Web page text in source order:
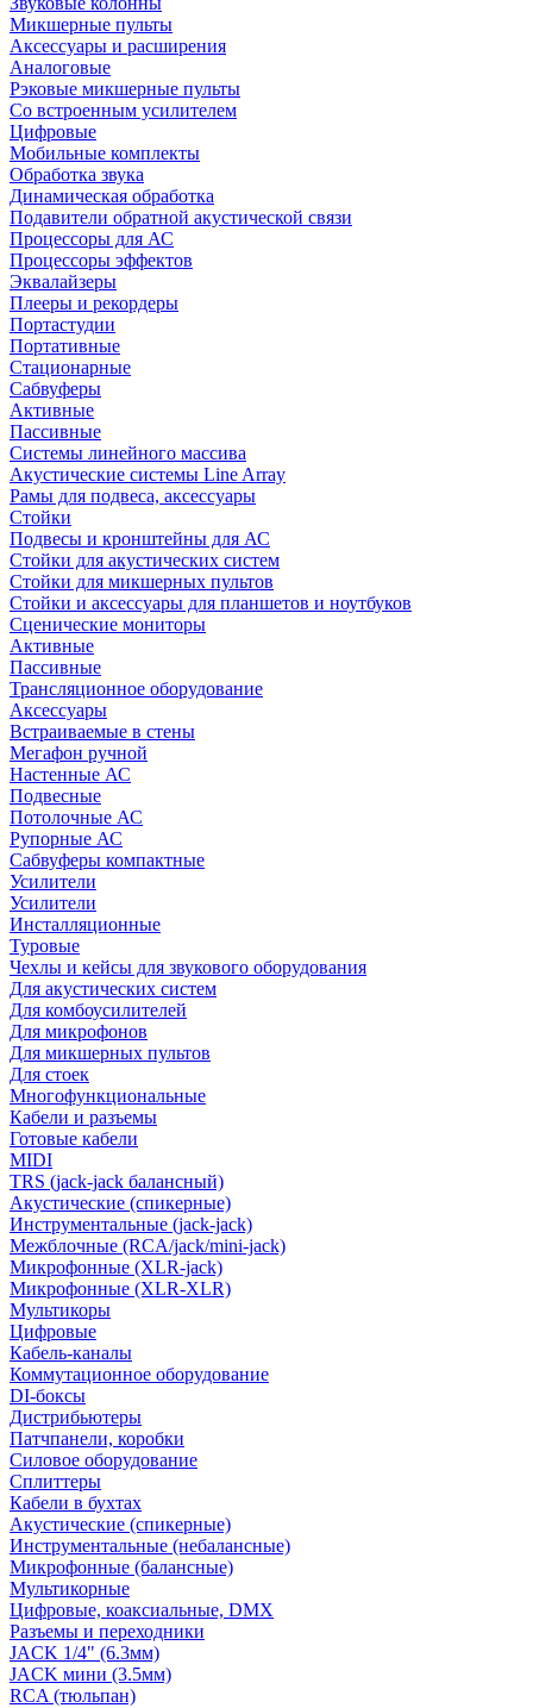
Микшерные пульты
Аксессуары и расширения
Аналоговые
Рэковые микшерные пульты
Со встроенным усилителем
Цифровые
Мобильные комплекты
Обработка звука
Динамическая обработка
Подавители обратной акустической связи
Процессоры для АС
Процессоры эффектов
Эквалайзеры
Плееры и рекордеры
Портастудии
Портативные
Стационарные
Сабвуферы
Активные
Пассивные
Системы линейного массива
Акустические системы Line Array
Рамы для подвеса, аксессуары
Стойки
Подвесы и кронштейны для АС
Стойки для акустических систем
Стойки для микшерных пультов
Стойки и аксессуары для планшетов и ноутбуков
Сценические мониторы
Активные
Пассивные
Трансляционное оборудование
Аксессуары
Встраиваемые в стены
Мегафон ручной
Настенные АС
Подвесные
Потолочные АС
Рупорные АС
Сабвуферы компактные
Усилители
Усилители
Инсталляционные
Туровые
Чехлы и кейсы для звукового оборудования
Для акустических систем
Для комбоусилителей
Для микрофонов
Для микшерных пультов
Для стоек
Многофункциональные
Кабели и разъемы
Готовые кабели
MIDI
TRS (jack-jack балансный)
Акустические (спикерные)
Инструментальные (jack-jack)
Межблочные (RCA/jack/mini-jack)
Микрофонные (XLR-jack)
Микрофонные (XLR-XLR)
Мультикоры
Цифровые
Кабель-каналы
Коммутационное оборудование
DI-боксы
Дистрибьютеры
Патчпанели, коробки
Силовое оборудование
Сплиттеры
Кабели в бухтах
Акустические (спикерные)
Инструментальные (небалансные)
Микрофонные (балансные)
Мультикорные
Цифровые, коаксиальные, DMX
Разъемы и переходники
JACK 1/4" (6.3мм)
JACK мини (3.5мм)
RCA (тюльпан)